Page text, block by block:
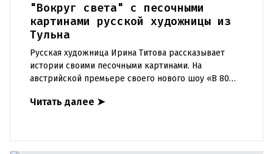
"Вокруг света" с песочными
картинами русской художницы из
Тульна
Русская художница Ирина Титова рассказывает
истории своими песочными картинами. На
австрийской премьере своего нового шоу «В 80
своих зрителей в кругосв
Читать далее ➤